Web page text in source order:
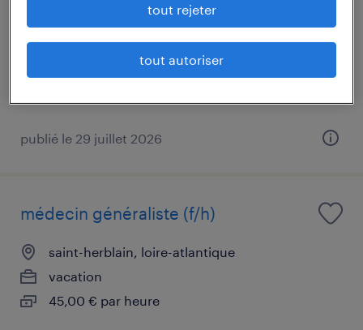
saint-herblain, loire-atlantique
2 490 € par mois
publié le 29 juillet 2026
médecin généraliste (f/h)
saint-herblain, loire-atlantique
vacation
45,00 € par heure
tout rejeter
tout autoriser